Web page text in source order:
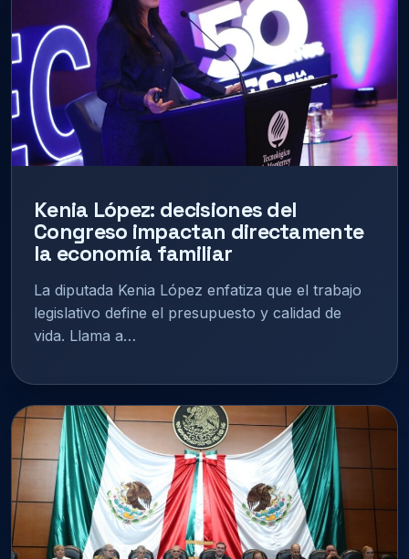
Kenia López: decisiones del
Congreso impactan directamente
la economía familiar
La diputada Kenia López enfatiza que el trabajo
legislativo define el presupuesto y calidad de
vida. Llama a…